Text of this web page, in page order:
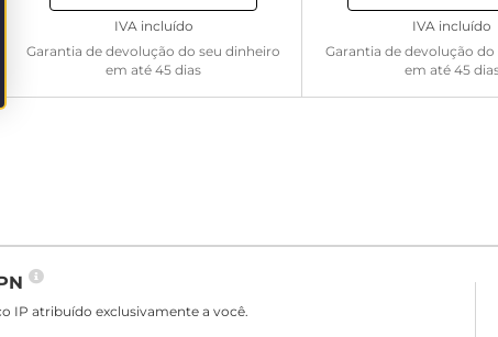
Garantia de devolução do seu dinheiro
em até 45 dias
IVA incluído
Garantia de devolução
em até 45
IVA incluído
IP atribuído exclusivamente a você.